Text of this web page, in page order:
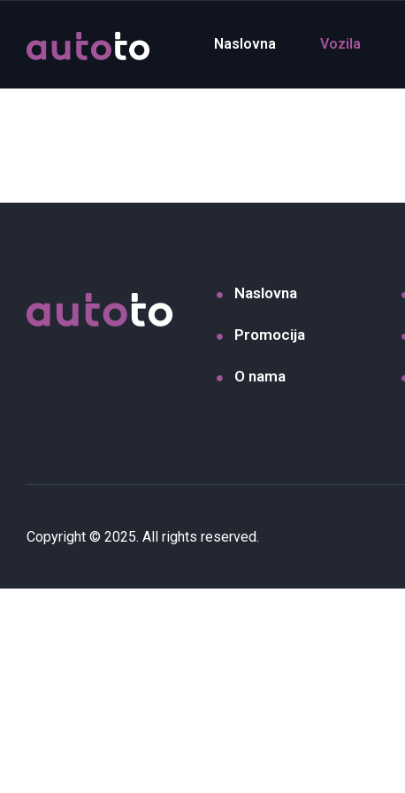
Naslovna Vozila
Naslovna
Promocija
O nama
Copyright © 2025. All rights reserved.